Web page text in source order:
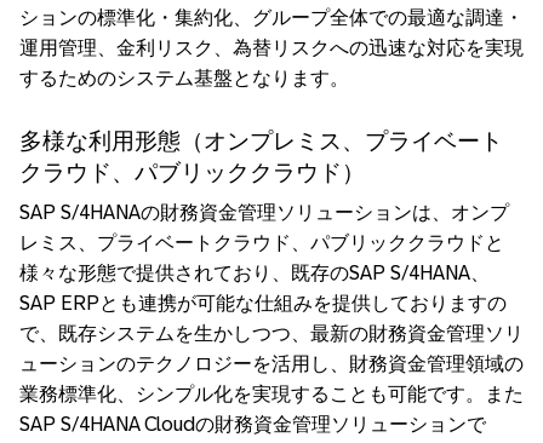
ションの標準化・集約化、グループ全体での最適な調達・
運用管理、金利リスク、為替リスクへの迅速な対応を実現
するためのシステム基盤となります。
多様な利用形態（オンプレミス、プライベート
クラウド、パブリッククラウド）
SAP S/4HANAの財務資金管理ソリューションは、オンプ
レミス、プライベートクラウド、パブリッククラウドと
様々な形態で提供されており、既存のSAP S/4HANA、
SAP ERPとも連携が可能な仕組みを提供しておりますの
で、既存システムを生かしつつ、最新の財務資金管理ソリ
ューションのテクノロジーを活用し、財務資金管理領域の
業務標準化、シンプル化を実現することも可能です。また
SAP S/4HANA Cloudの財務資金管理ソリューションで